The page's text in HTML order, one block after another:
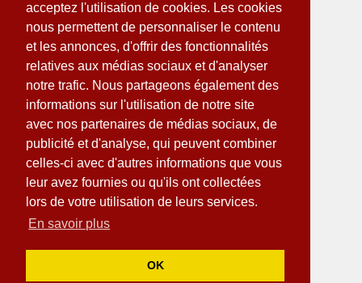
acceptez l'utilisation de cookies. Les cookies
nous permettent de personnaliser le contenu
et les annonces, d'offrir des fonctionnalités
relatives aux médias sociaux et d'analyser
notre trafic. Nous partageons également des
informations sur l'utilisation de notre site
avec nos partenaires de médias sociaux, de
publicité et d'analyse, qui peuvent combiner
celles-ci avec d'autres informations que vous
leur avez fournies ou qu'ils ont collectées
lors de votre utilisation de leurs services.
En savoir plus
OK